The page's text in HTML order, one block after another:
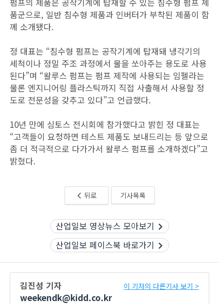
품군으로, 일반 침수형 제품과 인버터가 부착된 제품이 함
께 소개됐다.
정 대표는 “침수형 펌프는 공작기계에 탑재돼 냉각기의
세척이나 정밀 주조 과정에서 물을 쏘아주는 용도로 사용
된다”며 “왈루스 펌프는 펌프 제작에 사용되는 임펠라는
물론 엔지니어링 플라스틱까지 직접 사출해서 사용할 정
도로 전문성을 갖추고 있다”고 언급했다.
10년 만에 심토스 전시회에 참가했다고 밝힌 정 대표는
“고객들이 요청하면 테스트 제품도 보내드리는 등 앞으로
좀 더 적극적으로 다가가서 왈루스 펌프를 소개하겠다”고
밝혔다.
뒤로 기사목록
산업일보 영상뉴스 모아보기
산업일보 페이스북 바로가기
김진성 기자
weekendk@kidd.co.kr
이 기자의 다른기사 보기 >